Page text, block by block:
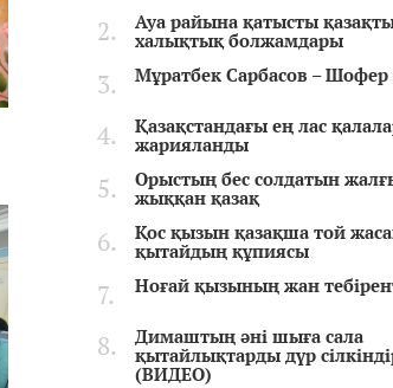
Ауа райына қатысты
халықтық болжамдары
Мұратбек Сарбасов – Шофер
Қазақстандағы ең лас
жарияланды
Орыстың бес солдатын
жыққан қазақ
Қос қызын қазақша той
қытайдың құпиясы
Ноғай қызының жан
Димаштың әні шыға сала
қытайлықтарды дүр
(ВИДЕО)